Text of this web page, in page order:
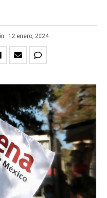
12 enero, 2024